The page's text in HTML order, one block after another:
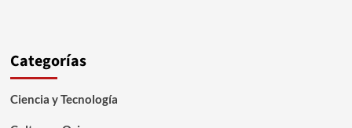
Categorías
Ciencia y Tecnología